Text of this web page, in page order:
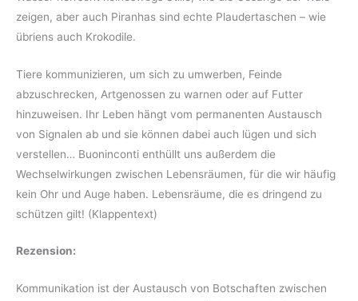
zeigen, aber auch Piranhas sind echte Plaudertaschen – wie
übriens auch Krokodile.
Tiere kommunizieren, um sich zu umwerben, Feinde
abzuschrecken, Artgenossen zu warnen oder auf Futter
hinzuweisen. Ihr Leben hängt vom permanenten Austausch
von Signalen ab und sie können dabei auch lügen und sich
verstellen… Buoninconti enthüllt uns außerdem die
Wechselwirkungen zwischen Lebensräumen, für die wir häufig
kein Ohr und Auge haben. Lebensräume, die es dringend zu
schützen gilt! (Klappentext)
Rezension:
Kommunikation ist der Austausch von Botschaften zwischen